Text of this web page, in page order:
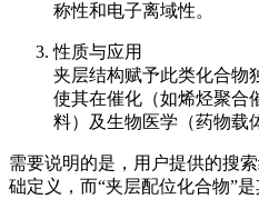
称性和电子离域性。
性质与应用
夹层结构赋予此类化合物
使其在催化（如烯烃聚合
料）及生物医学（药物载
需要说明的是，用户提供的搜
础定义，而“夹层配位化合物”